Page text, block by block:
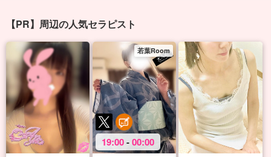
【PR】周辺の人気セラピスト
若葉Room
19:00-00:00